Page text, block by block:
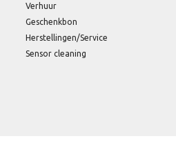
Verhuur
Geschenkbon
Herstellingen/Service
Sensor cleaning